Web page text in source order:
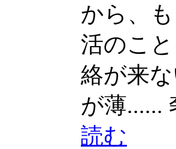
から、
活のこ
絡が来
が薄......
読む